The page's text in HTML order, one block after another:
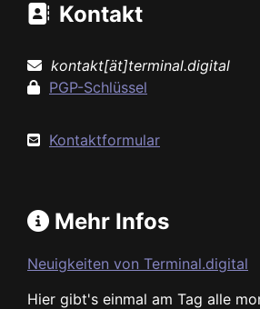
Kontakt
kontakt[ät]terminal.digital
PGP-Schlüssel
Kontaktformular
Mehr Infos
Neuigkeiten von Terminal.digital
Hier gibt's einmal am Tag alle